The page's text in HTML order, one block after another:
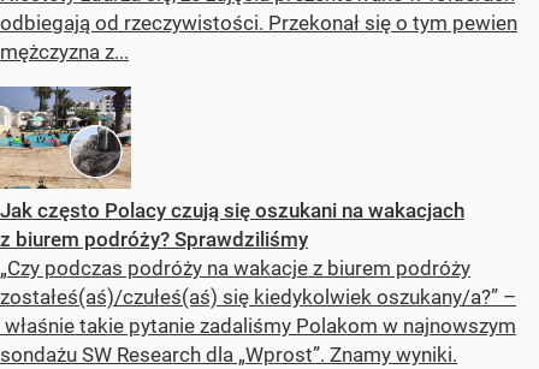
odbiegają od rzeczywistości. Przekonał się o tym pewien
mężczyzna z...
Jak często Polacy czują się oszukani na wakacjach
z biurem podróży? Sprawdziliśmy
„Czy podczas podróży na wakacje z biurem podróży
zostałeś(aś)/czułeś(aś) się kiedykolwiek oszukany/a?” –
właśnie takie pytanie zadaliśmy Polakom w najnowszym
sondażu SW Research dla „Wprost”. Znamy wyniki.